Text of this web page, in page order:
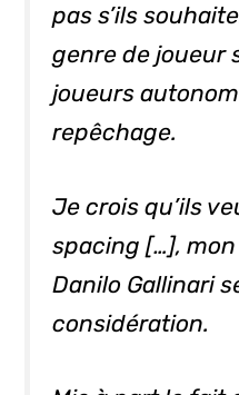
pas s’ils
genre de joueur
joueurs
repêchage.
Je crois qu’ils
spacing[…],
Danilo Gallinari
considération.